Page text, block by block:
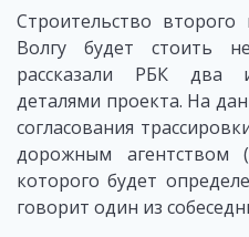
Строительство
Волгу будет стоить
рассказали РБК два
деталями проекта. На
согласования
дорожным агентством
которого будет
говорит один из